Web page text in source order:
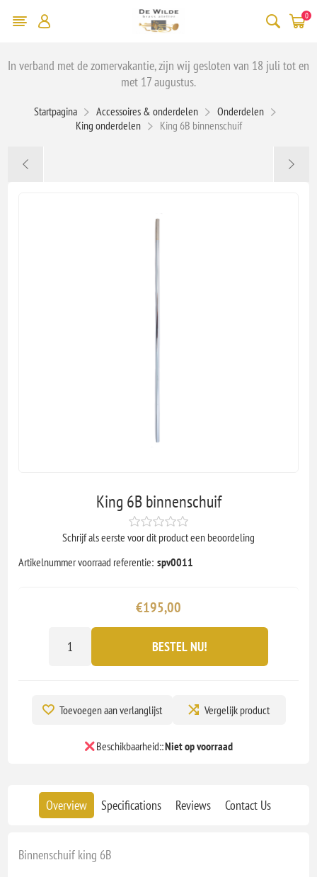
0
In verband met de zomervakantie, zijn wij gesloten van 18 juli tot en
met 17 augustus.
Startpagina Accessoires & onderdelen
Onderdelen
King onderdelen
King 6B binnenschuif
King 6B binnenschuif
Schrijf als eerste voor dit product een beoordeling
Artikelnummer voorraad referentie: spv0011
€195,00
BESTEL NU!
Toevoegen aan verlanglijst Vergelijk product
Beschikbaarheid::Niet op voorraad
Overview Specifications Reviews Contact Us
Binnenschuif king 6B